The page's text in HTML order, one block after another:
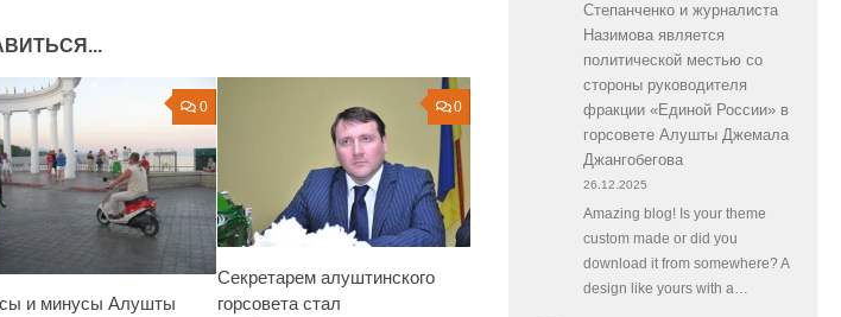
0
и минусы Алушты
0
Секретарем алуштинского
горсовета стал
Степанченко и журналиста
Назимова является
политической местью со
стороны руководителя
фракции «Единой России» в
горсовете Алушты Джемала
Джангобегова
26.12.2025
Amazing blog! Is your theme
custom made or did you
download it from somewhere? A
design like yours with a…